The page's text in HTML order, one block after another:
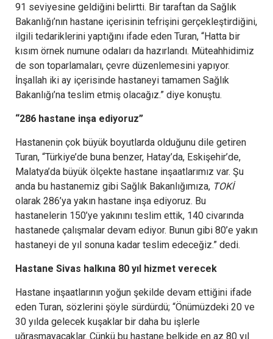
91 seviyesine geldiğini belirtti. Bir taraftan da Sağlık
Bakanlığı’nın hastane içerisinin tefrişini gerçekleştirdiğini,
ilgili tedariklerini yaptığını ifade eden Turan, “Hatta bir
kısım örnek numune odaları da hazırlandı. Müteahhidimiz
de son toparlamaları, çevre düzenlemesini yapıyor.
İnşallah iki ay içerisinde hastaneyi tamamen Sağlık
Bakanlığı’na teslim etmiş olacağız.” diye konuştu.
“286 hastane inşa ediyoruz”
Hastanenin çok büyük boyutlarda olduğunu dile getiren
Turan, “Türkiye’de buna benzer, Hatay’da, Eskişehir’de,
Malatya’da büyük ölçekte hastane inşaatlarımız var. Şu
anda bu hastanemiz gibi Sağlık Bakanlığımıza, TOKİ
olarak 286’ya yakın hastane inşa ediyoruz. Bu
hastanelerin 150’ye yakınını teslim ettik, 140 civarında
hastanede çalışmalar devam ediyor. Bunun gibi 80’e yakın
hastaneyi de yıl sonuna kadar teslim edeceğiz.” dedi.
Hastane Sivas halkına 80 yıl hizmet verecek
Hastane inşaatlarının yoğun şekilde devam ettiğini ifade
eden Turan, sözlerini şöyle sürdürdü; “Önümüzdeki 20 ve
30 yılda gelecek kuşaklar bir daha bu işlerle
uğraşmayacaklar. Çünkü bu hastane belkide en az 80 yıl